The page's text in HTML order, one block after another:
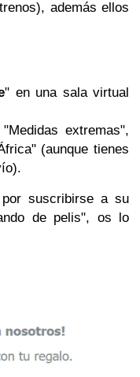
además ellos
" en una sala virtual
extremas",
(aunque tienes
suscribirse a su
de pelis", os lo